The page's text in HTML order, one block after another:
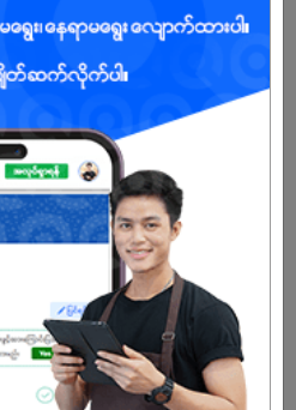
င်သည့် နှစ်မှ စ၍ လုပ်ဆောင်ခဲ့သော
ာ ထုတ်ကုန်များ၊ စက် မူလုပ်ငန်း သုံး
၊ သကြားထုတ်လုပ်ခြင်း၊ ဆောက်လုပ်ရေး
၊ သတ္တုတွင်း တူးဖော်ခြင်း နှင့် ဖြန့်ဖြူး
ဏ္ဍအမျိုးမျိုးတွင် ပါဝင်လုပ်ကိုင် လျက်ရှိ
ရှိရန် စဥ်ဆက် မပြတ် ကြိုးစားမူဖြင့်
ေ များ၊ လုပ်ထုံးလုပ်နည်းများ၊
ားကို ညီညွတ်မျှတအောင်
က်ချမှတ်ကာ လုပ်ဆောင် လျက်ရှိပါသည်။
ါင်း (၂၀) ကျော် အတွေ့အကြုံရှိခြင်း
းရေးကို ဦးဆောင်နိုင်တဲ့ နေရာ တစ်နေရာ
န်သွားပါပြီ